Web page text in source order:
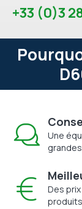
+33 (0)3
Une
Des
produits.